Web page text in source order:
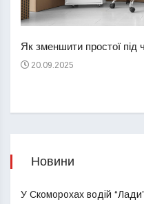
Як зменшити простої під
20.09.2025
Новини
У Скоморохах водій “Лади”